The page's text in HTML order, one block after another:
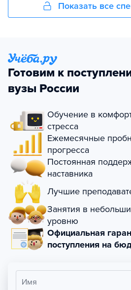
Показать все
Готовим к
вузы России
Обучение в
стресса
Ежемесячные
прогресса
Постоянная
наставника
Лучшие
Занятия в
уровню
Официальная
поступления на
Имя